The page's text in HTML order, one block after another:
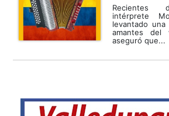
Recientes
intérprete
levantado
amantes del
aseguró que...